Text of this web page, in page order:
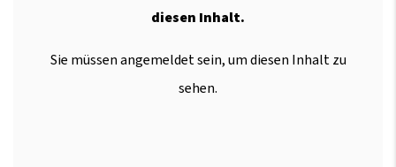
diesen Inhalt.
Sie müssen angemeldet sein, um diesen Inhalt zu
sehen.